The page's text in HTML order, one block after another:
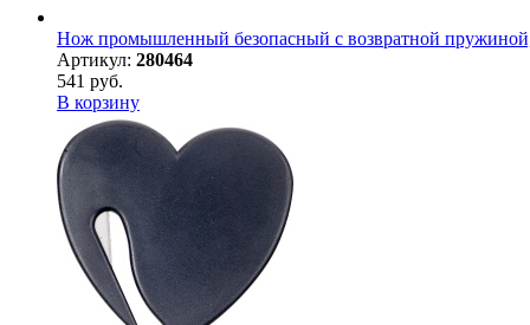
Нож промышленный безопасный с возвратной пружиной,
Артикул: 280464
541 руб.
В корзину